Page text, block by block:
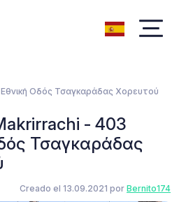
Οδός Τσαγκαράδας Χορευτού
- 403
Τσαγκαράδας
Creado el 13.09.2021 por Bernito174